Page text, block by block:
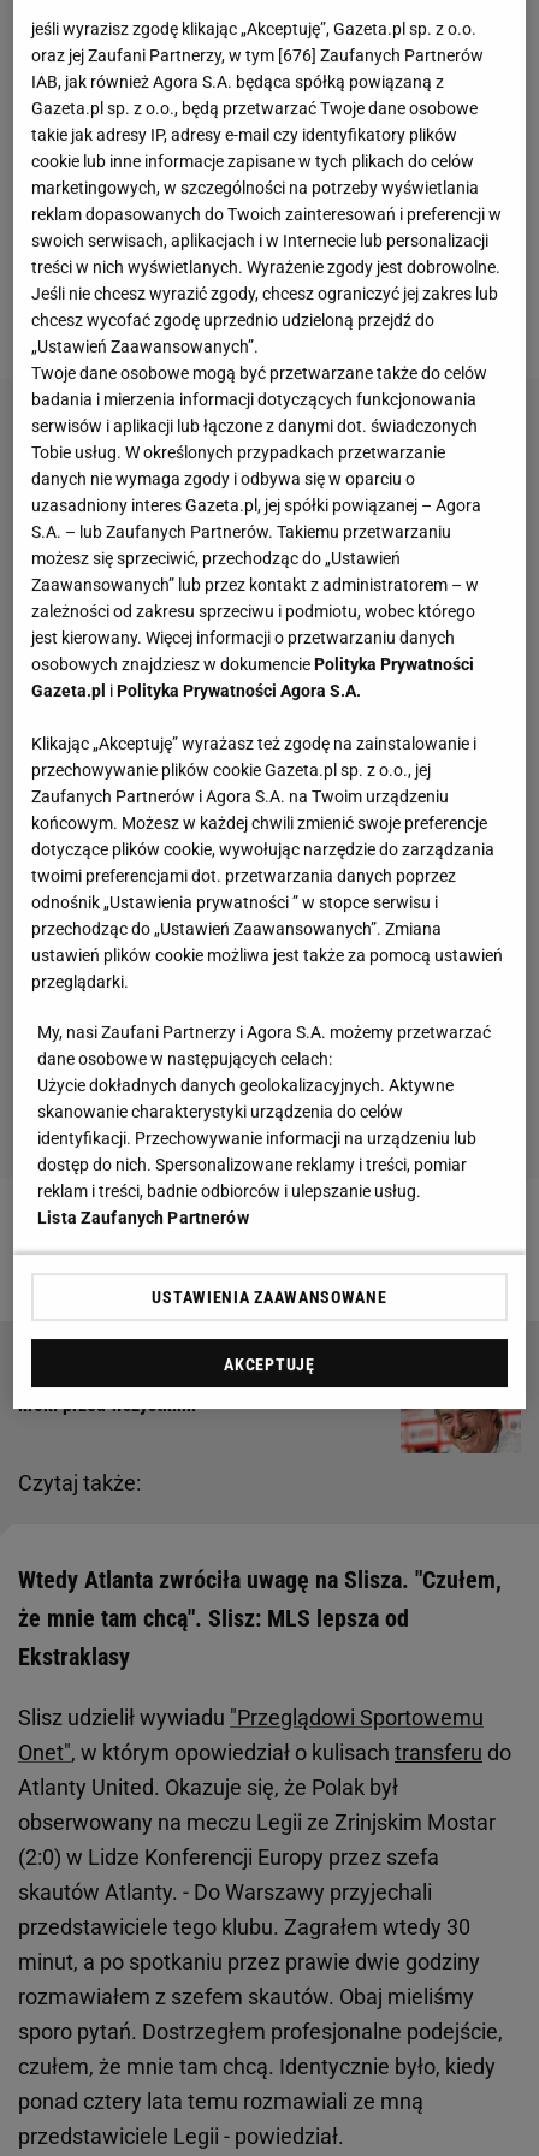
kariery w Stanach Zjednoczonych. Atlanta United
zapłaciła za niego 3,2 mln euro. Slisz ma już za sobą
debiut wMLSw starciu z Columbus Crew (0:1).
- MLS się rozwija, wydaje mi się, że to dobry
moment, aby zobaczyć, jak wygląda inna liga. Chcę
zdobyć nowe trofea. Z Legią wygrałem każde
możliwe w Polsce, potrzebowałem nowych wyzwań,
co MLS mi zapewni - opowiedział Slisz w rozmowie
z portalem "Łączy nas piłka".
Zobacz wideo
problem
Czytaj także:
Poruszenie po wpisie Bońka. "Zawsze dwa
kroki przed wszystkimi"
Wtedy Atlanta zwróciła uwagę na Slisza. "Czułem,
że mnie tam chcą". Slisz: MLS lepsza od
Ekstraklasy
Slisz udzielił wywiadu "Przeglądowi Sportowemu
Onet", w którym opowiedział o kulisach transferu do
Atlanty United. Okazuje się, że Polak był
obserwowany na meczu Legii ze Zrinjskim Mostar
(2:0) w Lidze Konferencji Europy przez szefa
skautów Atlanty. - Do Warszawy przyjechali
przedstawiciele tego klubu. Zagrałem wtedy 30
minut, a po spotkaniu przez prawie dwie godziny
rozmawiałem z szefem skautów. Obaj mieliśmy
sporo pytań. Dostrzegłem profesjonalne podejście,
czułem, że mnie tam chcą. Identycznie było, kiedy
ponad cztery lata temu rozmawiali ze mną
przedstawiciele Legii - powiedział.
jeśli wyrazisz zgodę klikając „Akceptuję”, Gazeta.pl sp. z o.o.
oraz jej Zaufani Partnerzy, w tym [676] Zaufanych Partnerów
IAB, jak również Agora S.A. będąca spółką powiązaną z
Gazeta.pl sp. z o.o., będą przetwarzać Twoje dane osobowe
takie jak adresy IP, adresy e-mail czy identyfikatory plików
cookie lub inne informacje zapisane w tych plikach do celów
marketingowych, w szczególności na potrzeby wyświetlania
reklam dopasowanych do Twoich zainteresowań i preferencji w
swoich serwisach, aplikacjach i w Internecie lub personalizacji
treści w nich wyświetlanych. Wyrażenie zgody jest dobrowolne.
Jeśli nie chcesz wyrazić zgody, chcesz ograniczyć jej zakres lub
chcesz wycofać zgodę uprzednio udzieloną przejdź do
„Ustawień Zaawansowanych”.
Twoje dane osobowe mogą być przetwarzane także do celów
badania i mierzenia informacji dotyczących funkcjonowania
serwisów i aplikacji lub łączone z danymi dot. świadczonych
Tobie usług. W określonych przypadkach przetwarzanie
danych nie wymaga zgody i odbywa się w oparciu o
uzasadniony interes Gazeta.pl, jej spółki powiązanej – Agora
S.A. – lub Zaufanych Partnerów. Takiemu przetwarzaniu
możesz się sprzeciwić, przechodząc do „Ustawień
Zaawansowanych” lub przez kontakt z administratorem – w
zależności od zakresu sprzeciwu i podmiotu, wobec którego
jest kierowany. Więcej informacji o przetwarzaniu danych
osobowych znajdziesz w dokumenciePolityka Prywatności
Gazeta.pl iPolityka Prywatności Agora S.A.
Klikając „Akceptuję” wyrażasz też zgodę na zainstalowanie i
przechowywanie plików cookie Gazeta.pl sp. z o.o., jej
Zaufanych Partnerów i Agora S.A. na Twoim urządzeniu
końcowym. Możesz w każdej chwili zmienić swoje preferencje
dotyczące plików cookie, wywołując narzędzie do zarządzania
twoimi preferencjami dot. przetwarzania danych poprzez
odnośnik „Ustawienia prywatności ” w stopce serwisu i
przechodząc do „Ustawień Zaawansowanych”. Zmiana
ustawień plików cookie możliwa jest także za pomocą ustawień
przeglądarki.
My, nasi Zaufani Partnerzy i Agora S.A. możemy przetwarzać
dane osobowe w następujących celach:
Użycie dokładnych danych geolokalizacyjnych. Aktywne
skanowanie charakterystyki urządzenia do celów
identyfikacji. Przechowywanie informacji na urządzeniu lub
dostęp do nich. Spersonalizowane reklamy i treści, pomiar
reklam i treści, badnie odbiorców i ulepszanie usług.
Lista Zaufanych Partnerów
USTAWIENIA ZAAWANSOWANE
AKCEPTUJĘ